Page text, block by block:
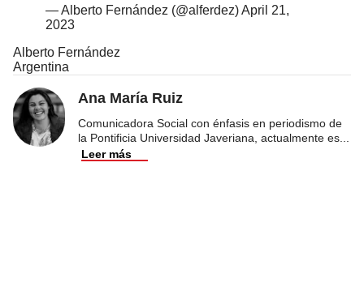
— Alberto Fernández (@alferdez)April 21,
2023
Alberto Fernández
Argentina
Ana María Ruiz
Comunicadora Social con énfasis en periodismo de
la Pontificia Universidad Javeriana, actualmente es
Leer más